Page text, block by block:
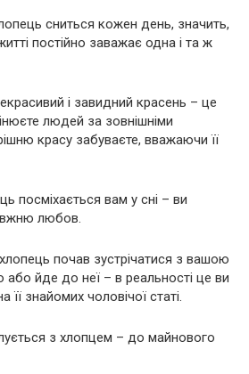
сниться кожен день, значить,
постійно заважає одна і та ж
і завидний красень – це
людей за зовнішніми
красу забуваєте, вважаючи її
посміхається вам у сні – ви
любов.
почав зустрічатися з вашою
йде до неї – в реальності це ви
знайомих чоловічої статі.
з хлопцем – до майнового